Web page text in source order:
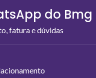
do Bmg
fatura e dúvidas